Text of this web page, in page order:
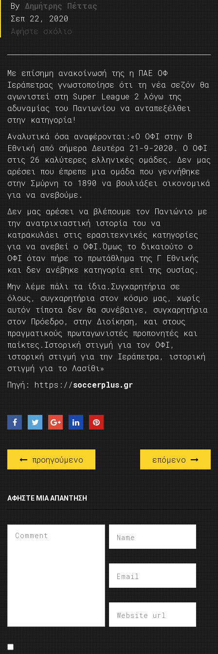
By Δημήτρης Πέττας
Σεπ 22, 2020
Αφήστε σχόλιο
Με επίσημη ανακοίνωσή της η ΠΑΕ ΟΦ
Ιεράπετρας γνωστοποίησε ότι τη νέα σεζόν θα
αγωνιστεί στη Super League 2 λόγω της
αδυναμίας του Πανιωνίου να ανταπεξέλθει
στην κατηγορία!
Αναλυτικά όσα αναφέρονται:«Ο ΟΦΙ στην Β
Εθνική από σήμερα Δευτέρα 21-9-2020. Ο ΟΦΙ
στις 26 καλύτερες ελληνικές ομάδες. Δεν μας
αρέσει που έπρεπε μια ομάδα που γεννήθηκε
στην Σμύρνη το 1890 να βουλιάξει οικονομικά
για να ανεβούμε.
Δεν μας αρέσει να βλέπουμε τον Πανιώνιο με
την ανατριχιαστική ιστορία του να
κατρακυλάει στις ερασιτεχνικές κατηγορίες
για να ανεβεί ο ΟΦΙ.Όμως το δικαιούτο ο
ΟΦΙ όταν πήρε το πρωτάθλημα της Γ Εθνικής
και δεν ανέβηκε κατηγορία επί της ουσίας.
Μην λέμε πάλι τα ίδια.Συγχαρητήρια σε
όλους, συγχαρητήρια στον κόσμο μας, χωρίς
αυτόν τίποτα δεν θα συνέβαινε, συγχαρητήρια
στον Πρόεδρο, στην Διοίκηση, και στους
πραγματικούς πρωταγωνιστές προπονητές και
παίκτες.Ιστορική στιγμή για τον ΟΦΙ,
ιστορική στιγμή για την Ιεράπετρα, ιστορική
στιγμή για το Λασίθι»
Πηγή: https://soccerplus.gr
προηγούμενο επόμενο
ΑΦΉΣΤΕ ΜΙΑ ΑΠΆΝΤΗΣΗ